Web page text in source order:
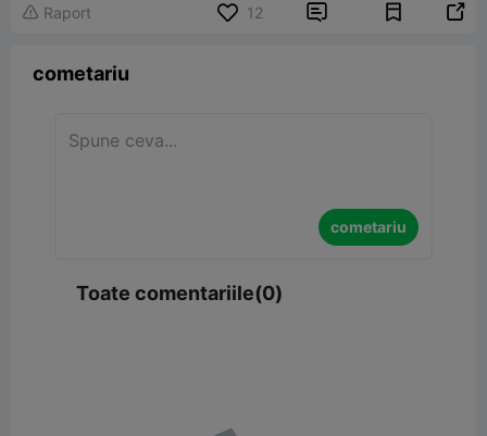
 Raport 12  
cometariu
cometariu
Toate comentariile(0)